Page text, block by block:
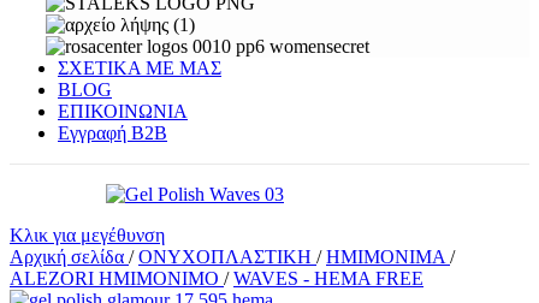
ΣΧΕΤΙΚΑ ΜΕ ΜΑΣ
BLOG
ΕΠΙΚΟΙΝΩΝΙΑ
Εγγραφή Β2Β
Κλικ για μεγέθυνση
Αρχική σελίδα / ΟΝΥΧΟΠΛΑΣΤΙΚΗ / ΗΜΙΜΟΝΙΜΑ /
ALEZORI ΗΜΙΜΟΝΙΜΟ / WAVES - HEMA FREE